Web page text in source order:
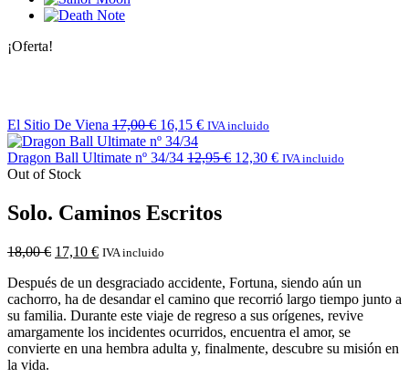
¡Oferta!
El Sitio De Viena 17,00€ 16,15 € IVA incluido
Dragon Ball Ultimate nº 34/34 12,95€ 12,30 € IVA incluido
Out of Stock
Solo. Caminos Escritos
18,00€ 17,10 € IVA incluido
Después de un desgraciado accidente, Fortuna, siendo aún un
cachorro, ha de desandar el camino que recorrió largo tiempo junto a
su familia. Durante este viaje de regreso a sus orígenes, revive
amargamente los incidentes ocurridos, encuentra el amor, se
convierte en una hembra adulta y, finalmente, descubre su misión en
la vida.